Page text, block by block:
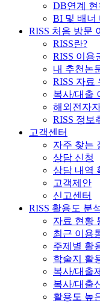
DB연계 현
BI 및 배너
RISS 처음 방문
RISS란?
RISS 이용
내 추천논
RISS 자료
복사/대출
해외전자
RISS 정보
고객센터
자주 찾는
상담 신청
상담 내역
고객제안
신고센터
RISS 활용도 분
자료 현황
최근 이용
주제별 활
학술지 활
복사/대출
복사/대출
활용도 높